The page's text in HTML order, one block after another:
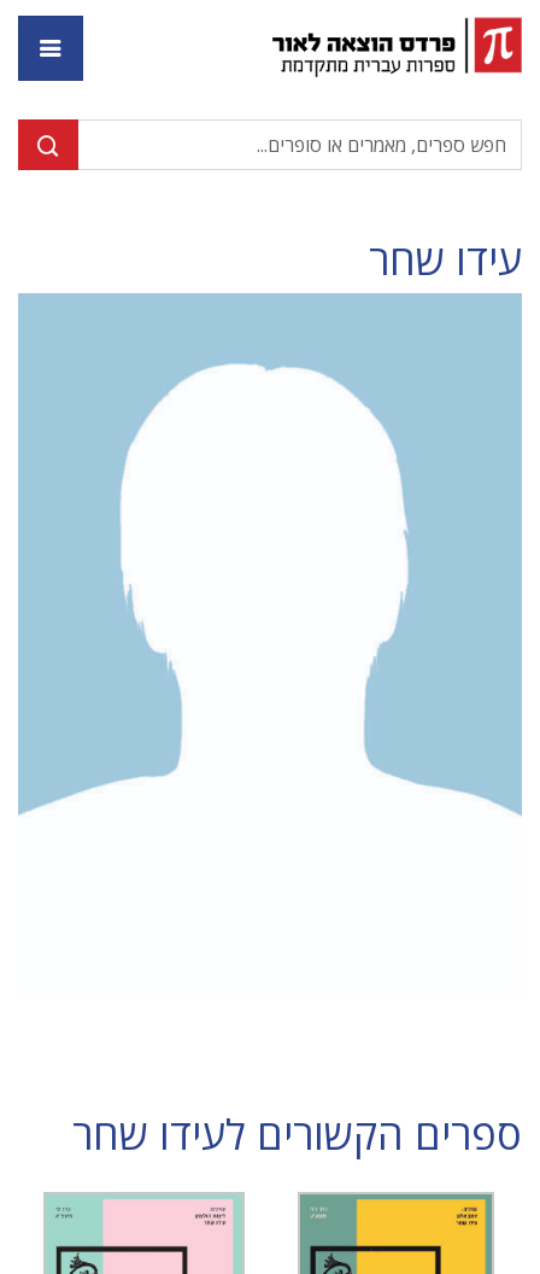
עידו שחר
ספרים הקשורים לעידו שחר